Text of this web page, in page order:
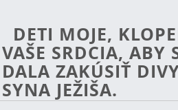
DETI MOJE,
VAŠE SRDCIA, ABY
DALA ZAKÚSIŤ
SYNA JEŽIŠA.